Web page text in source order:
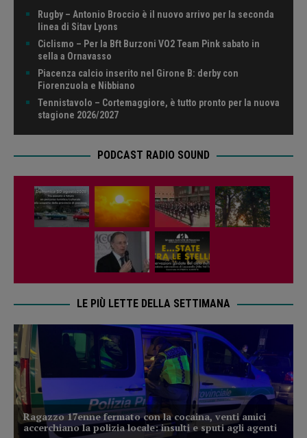
Rugby – Antonio Broccio è il nuovo arrivo per la seconda
linea di Sitav Lyons
Ciclismo – Per la Bft Burzoni VO2 Team Pink sabato in
sella a Ornavasso
Piacenza calcio inserito nel Girone B: derby con
Fiorenzuola e Nibbiano
Tennistavolo – Cortemaggiore, è tutto pronto per la nuova
stagione 2026/2027
PODCAST RADIO SOUND
LE PIÙ LETTE DELLA SETTIMANA